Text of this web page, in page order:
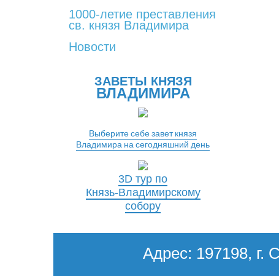
1000-летие преставления
св. князя Владимира
Новости
ЗАВЕТЫ КНЯЗЯ
ВЛАДИМИРА
Выберите себе завет князя
Владимира на сегодняшний день
3D тур по
Князь-Владимирскому
собору
Адрес: 197198, г.